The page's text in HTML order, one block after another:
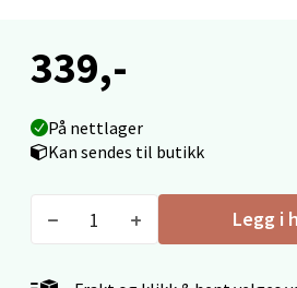
339,-
På nettlager
Kan sendes til butikk
Legg i
Langelandsvegen 25, 6010